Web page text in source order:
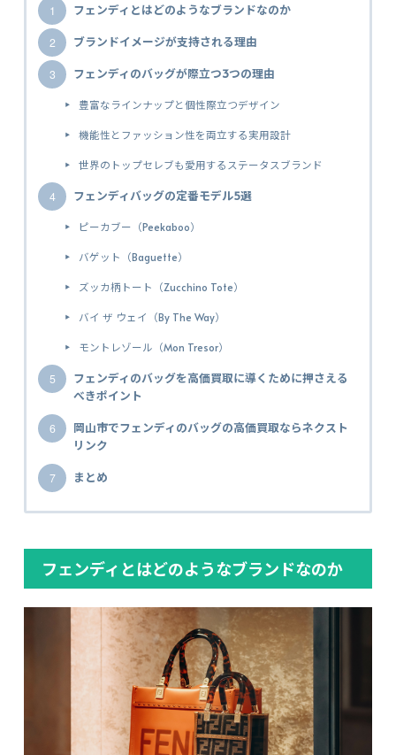
フェンディとはどのようなブランドなのか
ブランドイメージが支持される理由
フェンディのバッグが際立つ3つの理由
豊富なラインナップと個性際立つデザイン
機能性とファッション性を両立する実用設計
世界のトップセレブも愛用するステータスブランド
フェンディバッグの定番モデル5選
ピーカブー（Peekaboo）
バゲット（Baguette）
ズッカ柄トート（Zucchino Tote）
バイ ザ ウェイ（By The Way）
モントレゾール（Mon Tresor）
フェンディのバッグを高価買取に導くために押さえる
べきポイント
岡山市でフェンディのバッグの高価買取ならネクスト
リンク
まとめ
フェンディとはどのようなブランドなのか